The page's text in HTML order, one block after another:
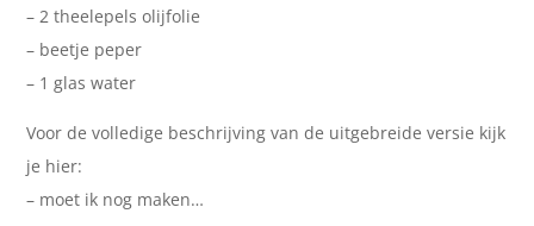
– 2 theelepels olijfolie
– beetje peper
– 1 glas water
Voor de volledige beschrijving van de uitgebreide versie kijk
je hier:
– moet ik nog maken…